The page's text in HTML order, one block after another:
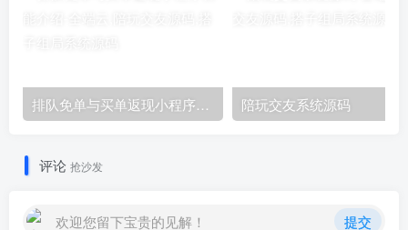
排队免单与买单返现小程序功能介绍 陪玩交友系统源码
评论 抢沙发
欢迎您留下宝贵的见解！ 提交